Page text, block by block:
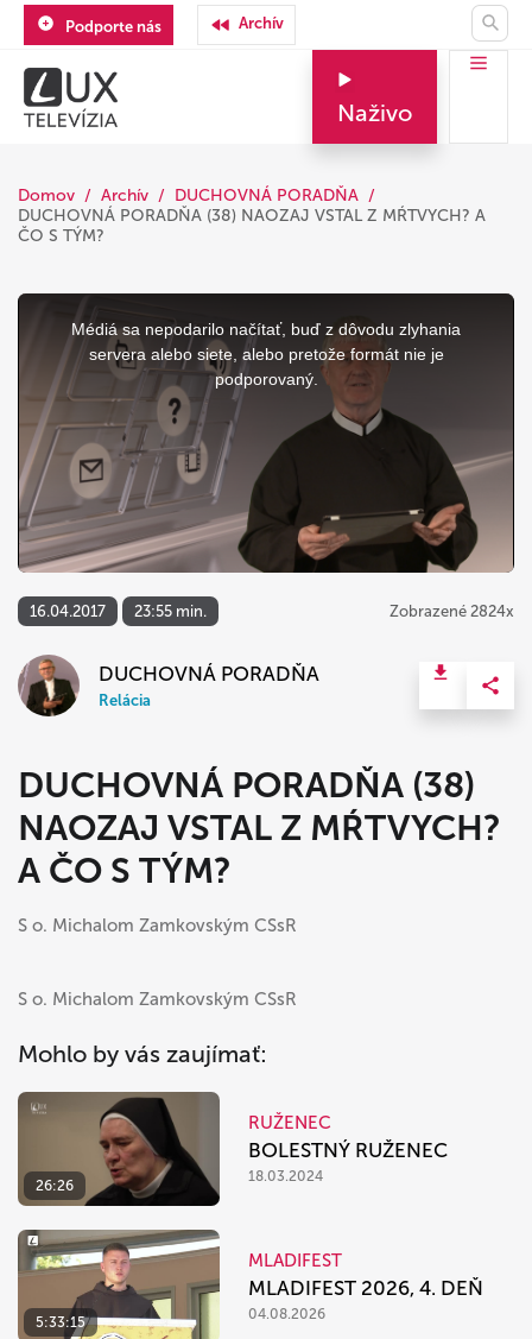
Podporte nás Archív
Naživo
Domov Archív
DUCHOVNÁ PORADŇA
DUCHOVNÁ PORADŇA (38) NAOZAJ VSTAL Z MŔTVYCH? A
ČO S TÝM?
This
Médiá sa nepodarilo načítať, buď z dôvodu zlyhania
servera alebo siete, alebo pretože formát nie je
podporovaný.
16.04.2017 23:55 min. Zobrazené 2824x
DUCHOVNÁ PORADŇA
Relácia
DUCHOVNÁ PORADŇA (38)
NAOZAJ VSTAL Z MŔTVYCH?
A ČO S TÝM?
S o. Michalom Zamkovským CSsR
S o. Michalom Zamkovským CSsR
Mohlo by vás zaujímať:
26:26
RUŽENEC
BOLESTNÝ RUŽENEC
18.03.2024
5:33:15
MLADIFEST
MLADIFEST 2026, 4. DEŇ
04.08.2026